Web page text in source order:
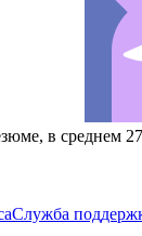
в среднем
Служба